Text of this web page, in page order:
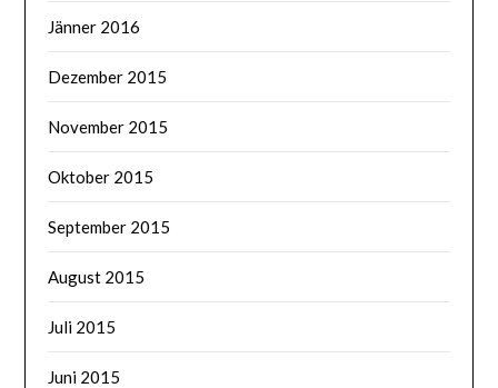
Jänner 2016
Dezember 2015
November 2015
Oktober 2015
September 2015
August 2015
Juli 2015
Juni 2015